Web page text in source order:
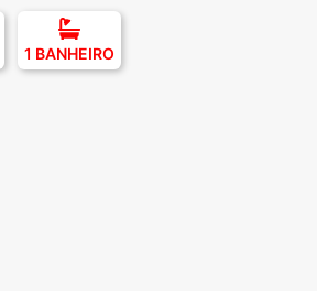
1 BANHEIRO